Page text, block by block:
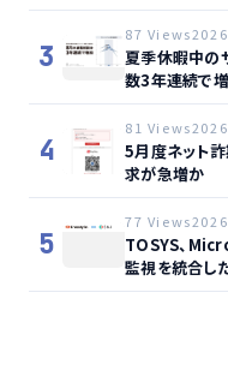
3
87 Views
夏季休暇中の
数3年連続で
4
81 Views
5月度ネット
求が急増か
5
77 Views
TOSYS、
監視を統合し